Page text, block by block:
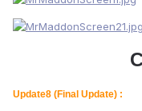
Update8 (Final Update) :